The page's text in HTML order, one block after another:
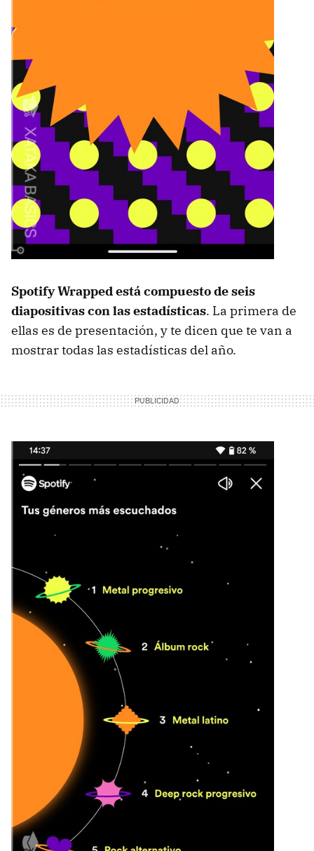
Spotify Wrapped está compuesto de seis
diapositivas con las estadísticas. La primera de
ellas es de presentación, y te dicen que te van a
mostrar todas las estadísticas del año.